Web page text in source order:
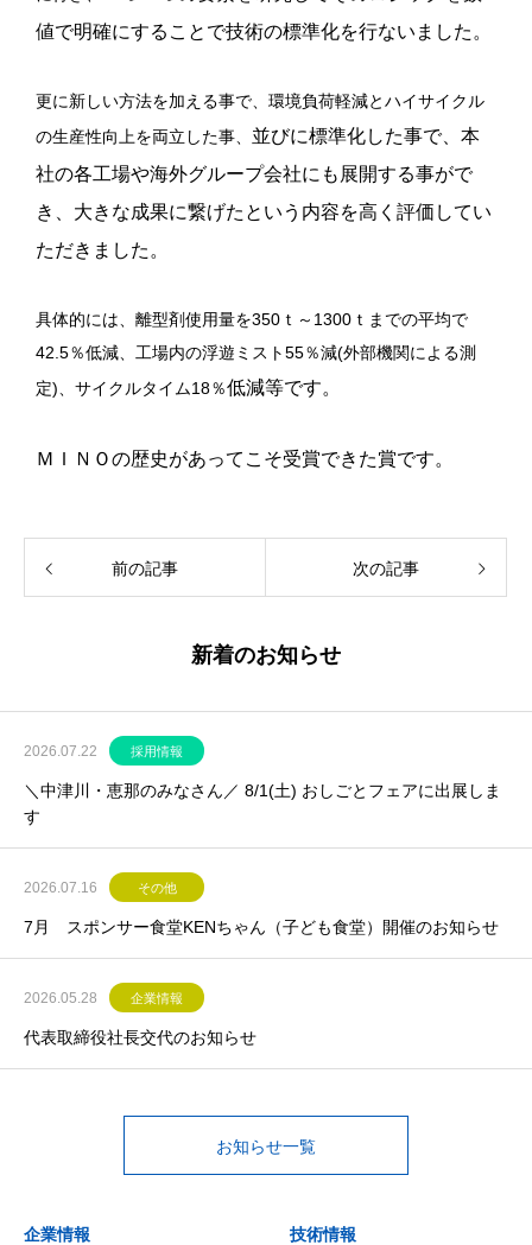
値で明確にすることで技術の標準化を行ないました。
更に新しい方法を加える事で、環境負荷軽減とハイサイクル
の生産性向上を両立した事、 並びに標準化した事で、本
社の各工場や海外グループ会社にも展開する事がで
き、大きな成果に繋げたという内容を高く評価してい
ただきました。
具体的には、離型剤使用量を350ｔ～1300ｔまでの平均で
42.5％低減、工場内の浮遊ミスト55％減(外部機関による測
定)、サイクルタイム18％低減等です。
ＭＩＮＯの歴史があってこそ受賞できた賞です。
前の記事 次の記事
新着のお知らせ
2026.07.22 採用情報
＼中津川・恵那のみなさん／ 8/1(土) おしごとフェアに出展しま
す
2026.07.16 その他
7月 スポンサー食堂KENちゃん（子ども食堂）開催のお知らせ
2026.05.28 企業情報
代表取締役社長交代のお知らせ
お知らせ一覧
企業情報 技術情報